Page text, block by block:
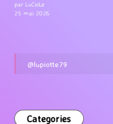
par LuCioLe
25 mai 2026
@lupiotte79
Categories